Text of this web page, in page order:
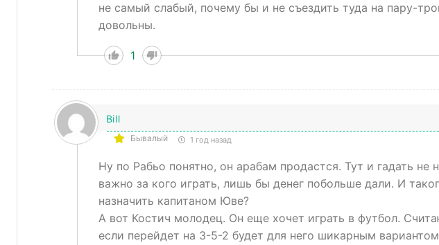
не самый слабый, почему бы и не съездить туда на пару-
довольны.
1
Bill
Бывалый 1 год назад
Ну по Рабьо понятно, он арабам продастся. Тут и гадать не
важно за кого играть, лишь бы денег побольше дали. И
назначить капитаном Юве?
А вот Костич молодец. Он еще хочет играть в футбол.
если перейдет на 3-5-2 будет для него шикарным